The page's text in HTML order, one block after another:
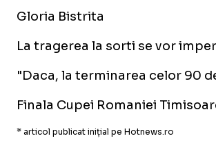
Gloria Bistrita
La tragerea la sorti se vor
"Daca, la terminarea celor 90
Finala Cupei Romaniei
* articol publicat inițial pe Hotnews.ro